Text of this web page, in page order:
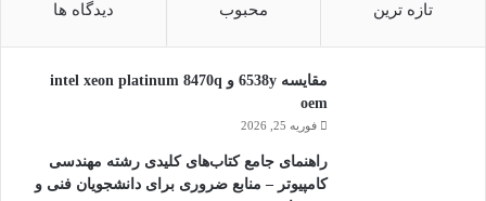
تازه ترین محبوب دیدگاه ها
مقایسه 6538y و intel xeon platinum 8470q
oem
فوریه 25, 2026
راهنمای جامع کتاب‌های کلیدی رشته مهندسی
کامپیوتر – منابع ضروری برای دانشجویان فنی و